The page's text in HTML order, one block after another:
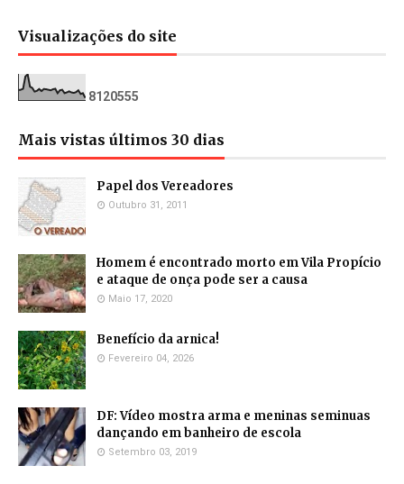
Visualizações do site
81 20555
Mais vistas últimos 30 dias
Papel dos Vereadores
Outubro 31, 2011
Homem é encontrado morto em Vila Propício
e ataque de onça pode ser a causa
Maio 17, 2020
Benefício da arnica!
Fevereiro 04, 2026
DF: Vídeo mostra arma e meninas seminuas
dançando em banheiro de escola
Setembro 03, 2019